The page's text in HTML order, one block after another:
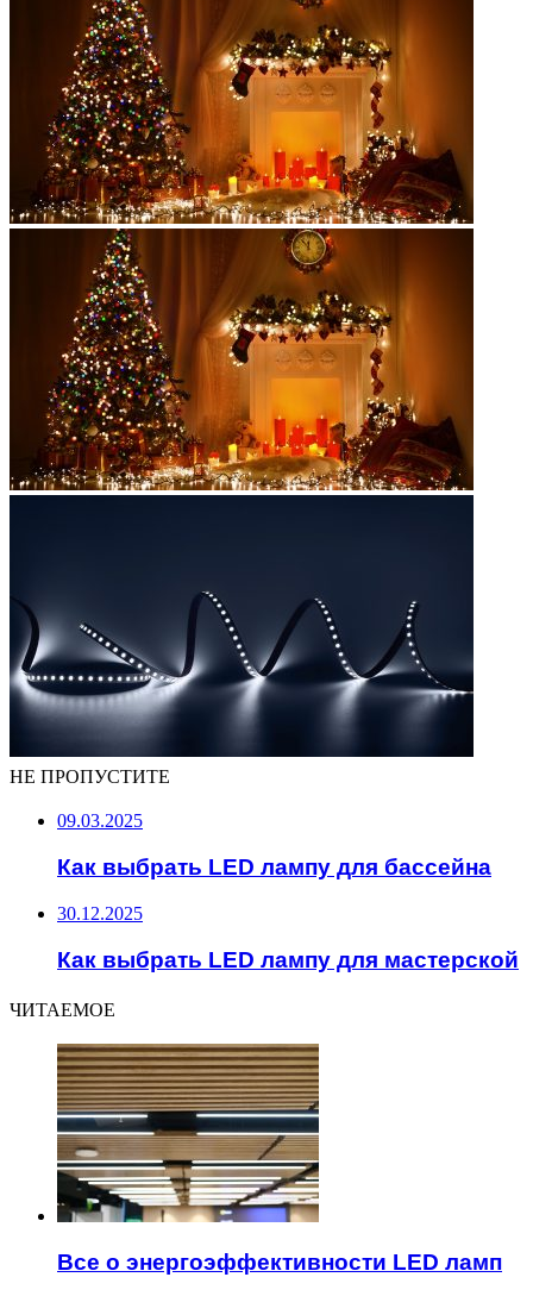
НЕ ПРОПУСТИТЕ
09.03.2025
Как выбрать LED лампу для бассейна
30.12.2025
Как выбрать LED лампу для мастерской
ЧИТАЕМОЕ
Все о энергоэффективности LED ламп